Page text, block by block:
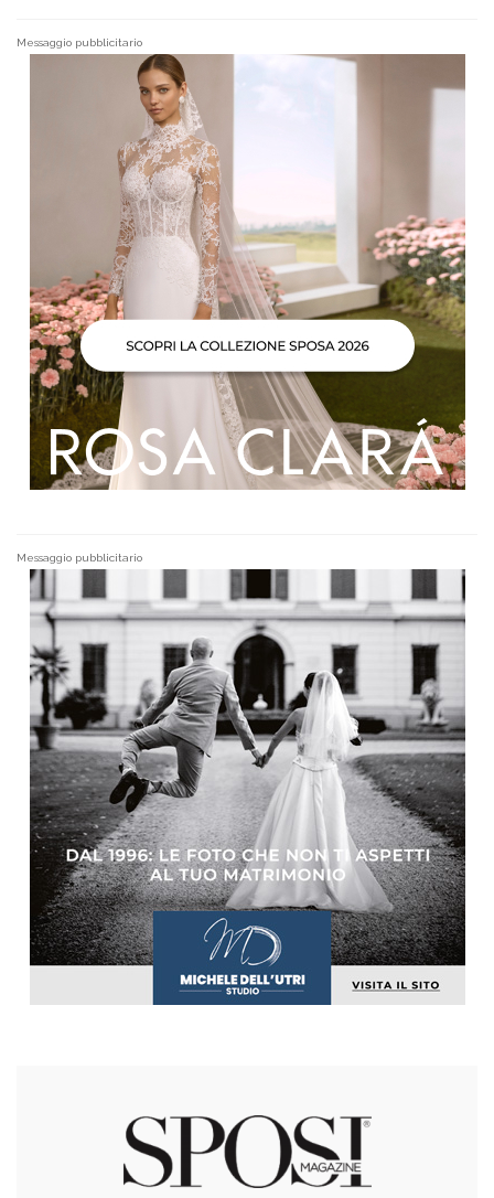
Messaggio pubblicitario
Messaggio pubblicitario